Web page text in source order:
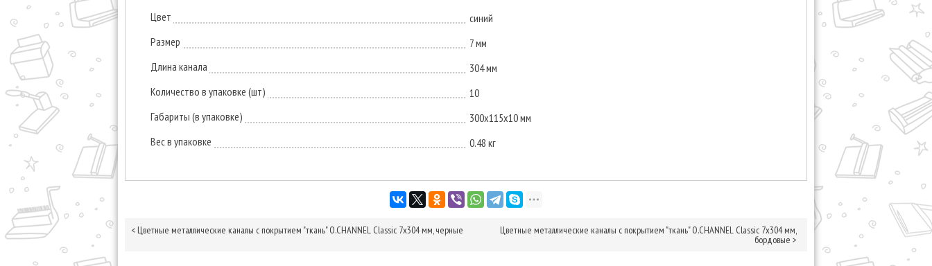
Цвет
синий
Размер
7 мм
Длина канала
304 мм
Количество в упаковке (шт)
10
Габариты (в упаковке)
300х115х10 мм
Вес в упаковке
0.48 кг
< Цветные металлические каналы с покрытием "ткань" O.CHANNEL Classic 7х304 мм, черные Цветные металлические каналы с покрытием "ткань" O.CHANNEL Classic 7х304 мм,
бордовые >